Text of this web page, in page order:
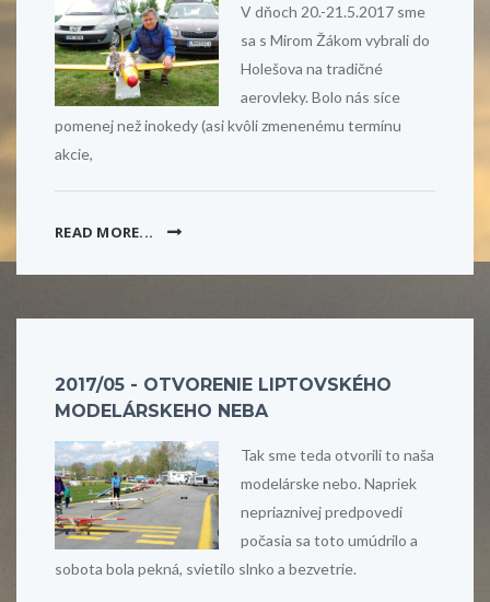
V dňoch 20.-21.5.2017 sme
sa s Mirom Žákom vybrali do
Holešova na tradičné
aerovleky. Bolo nás síce
pomenej než inokedy (asi kvôli zmenenému termínu
akcie,
READ MORE...
2017/05 - OTVORENIE LIPTOVSKÉHO
MODELÁRSKEHO NEBA
Tak sme teda otvorili to naša
modelárske nebo. Napriek
nepriaznivej predpovedi
počasia sa toto umúdrilo a
sobota bola pekná, svietilo slnko a bezvetrie.